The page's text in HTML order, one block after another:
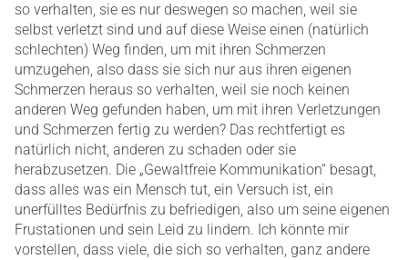
so verhalten, sie es nur deswegen so machen, weil sie
selbst verletzt sind und auf diese Weise einen (natürlich
schlechten) Weg finden, um mit ihren Schmerzen
umzugehen, also dass sie sich nur aus ihren eigenen
Schmerzen heraus so verhalten, weil sie noch keinen
anderen Weg gefunden haben, um mit ihren Verletzungen
und Schmerzen fertig zu werden? Das rechtfertigt es
natürlich nicht, anderen zu schaden oder sie
herabzusetzen. Die „Gewaltfreie Kommunikation“ besagt,
dass alles was ein Mensch tut, ein Versuch ist, ein
unerfülltes Bedürfnis zu befriedigen, also um seine eigenen
Frustationen und sein Leid zu lindern. Ich könnte mir
vorstellen, dass viele, die sich so verhalten, ganz andere